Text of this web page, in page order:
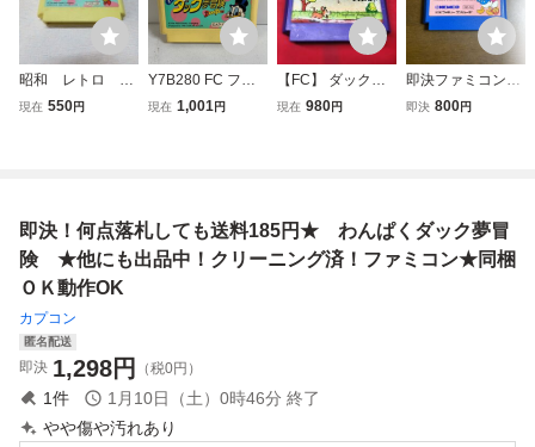
昭和 レトロ フ
ァミコン カセッ
中古品 153588
現在 550円
Y7B280 FC ファ
ミコン わんぱくダ
現在 1,001円
【FC】 ダックハ
ント 同梱可能★即
現在 980円
即決ファミコンソ
フト ドナルドダッ
即決 800円
即決！何点落札しても送料185円★ わんぱくダック夢冒
険 ★他にも出品中！クリーニング済！ファミコン★同梱
ＯＫ動作OK
カプコン
匿名配送
即決 1,298円 （税0円）
1件 1月10日（土）0時46分 終了
やや傷や汚れあり